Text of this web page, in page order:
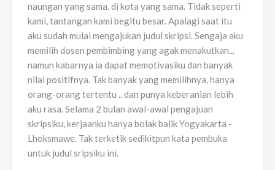
naungan yang sama, di kota yang sama. Tidak seperti
kami, tantangan kami begitu besar. Apalagi saat itu
aku sudah mulai mengajukan judul skripsi. Sengaja aku
memilih dosen pembimbing yang agak menakutkan...
namun kabarnya ia dapat memotivasiku dan banyak
nilai positifnya. Tak banyak yang memilihnya, hanya
orang-orang tertentu .. dan punya keberanian lebih
aku rasa. Selama 2 bulan awal-awal pengajuan
skripsiku, kerjaanku hanya bolak balik Yogyakarta -
Lhoksmawe. Tak terketik sedikitpun kata pembuka
untuk judul sripsiku ini.